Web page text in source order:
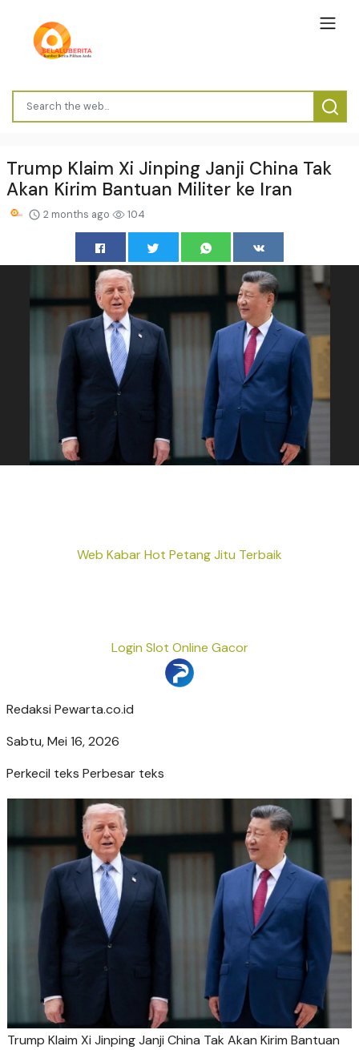
Trump Klaim Xi Jinping Janji China Tak
Akan Kirim Bantuan Militer ke Iran
2 months ago 104
Web Kabar Hot Petang Jitu Terbaik
Login Slot Online Gacor
Redaksi Pewarta.co.id
Sabtu, Mei 16, 2026
Perkecil teks Perbesar teks
Trump Klaim Xi Jinping Janji China Tak Akan Kirim Bantuan